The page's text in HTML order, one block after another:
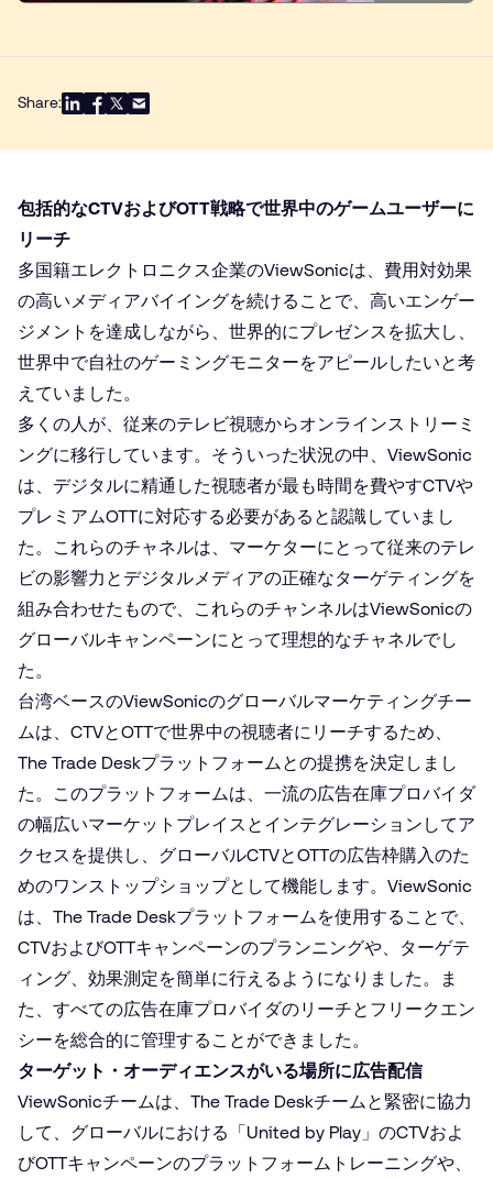
Share:
包括的なCTVおよびOTT戦略で世界中のゲームユーザーに
リーチ
多国籍エレクトロニクス企業のViewSonicは、費用対効果
の高いメディアバイイングを続けることで、高いエンゲー
ジメントを達成しながら、世界的にプレゼンスを拡大し、
世界中で自社のゲーミングモニターをアピールしたいと考
えていました。
多くの人が、従来のテレビ視聴からオンラインストリーミ
ングに移行しています。そういった状況の中、ViewSonic
は、デジタルに精通した視聴者が最も時間を費やすCTVや
プレミアムOTTに対応する必要があると認識していまし
た。これらのチャネルは、マーケターにとって従来のテレ
ビの影響力とデジタルメディアの正確なターゲティングを
組み合わせたもので、これらのチャンネルはViewSonicの
グローバルキャンペーンにとって理想的なチャネルでし
た。
台湾ベースのViewSonicのグローバルマーケティングチー
ムは、CTVとOTTで世界中の視聴者にリーチするため、
The Trade Deskプラットフォームとの提携を決定しまし
た。このプラットフォームは、一流の広告在庫プロバイダ
の幅広いマーケットプレイスとインテグレーションしてア
クセスを提供し、グローバルCTVとOTTの広告枠購入のた
めのワンストップショップとして機能します。ViewSonic
は、The Trade Deskプラットフォームを使用することで、
CTVおよびOTTキャンペーンのプランニングや、ターゲテ
ィング、効果測定を簡単に行えるようになりました。ま
た、すべての広告在庫プロバイダのリーチとフリークエン
シーを総合的に管理することができました。
ターゲット・オーディエンスがいる場所に広告配信
ViewSonicチームは、The Trade Deskチームと緊密に協力
して、グローバルにおける「United by Play」のCTVおよ
びOTTキャンペーンのプラットフォームトレーニングや、